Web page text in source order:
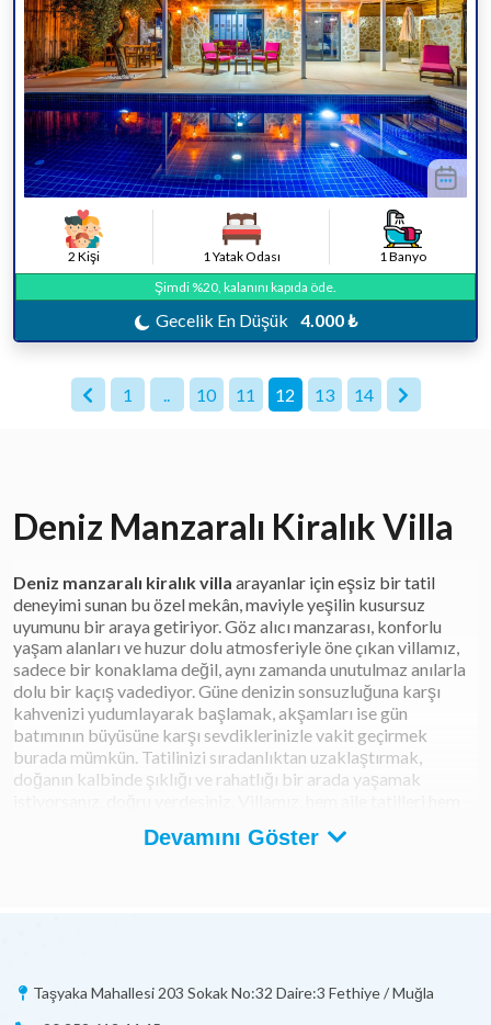
2 Kişi 1 Yatak Odası
1 Banyo
Şimdi %20, kalanını kapıda öde.
Gecelik En Düşük 4.000 ₺
1 .. 10 11 12 13 14
Deniz Manzaralı Kiralık Villa
Deniz manzaralı kiralık villa arayanlar için eşsiz bir tatil
deneyimi sunan bu özel mekân, maviyle yeşilin kusursuz
uyumunu bir araya getiriyor. Göz alıcı manzarası, konforlu
yaşam alanları ve huzur dolu atmosferiyle öne çıkan villamız,
sadece bir konaklama değil, aynı zamanda unutulmaz anılarla
dolu bir kaçış vadediyor. Güne denizin sonsuzluğuna karşı
kahvenizi yudumlayarak başlamak, akşamları ise gün
batımının büyüsüne karşı sevdiklerinizle vakit geçirmek
burada mümkün. Tatilinizi sıradanlıktan uzaklaştırmak,
doğanın kalbinde şıklığı ve rahatlığı bir arada yaşamak
yorgunluğunu üzerinizden atacağınız bu ayrıcalıklı deneyimi
Devamını Göster
Taşyaka Mahallesi 203 Sokak No:32 Daire:3 Fethiye / Muğla